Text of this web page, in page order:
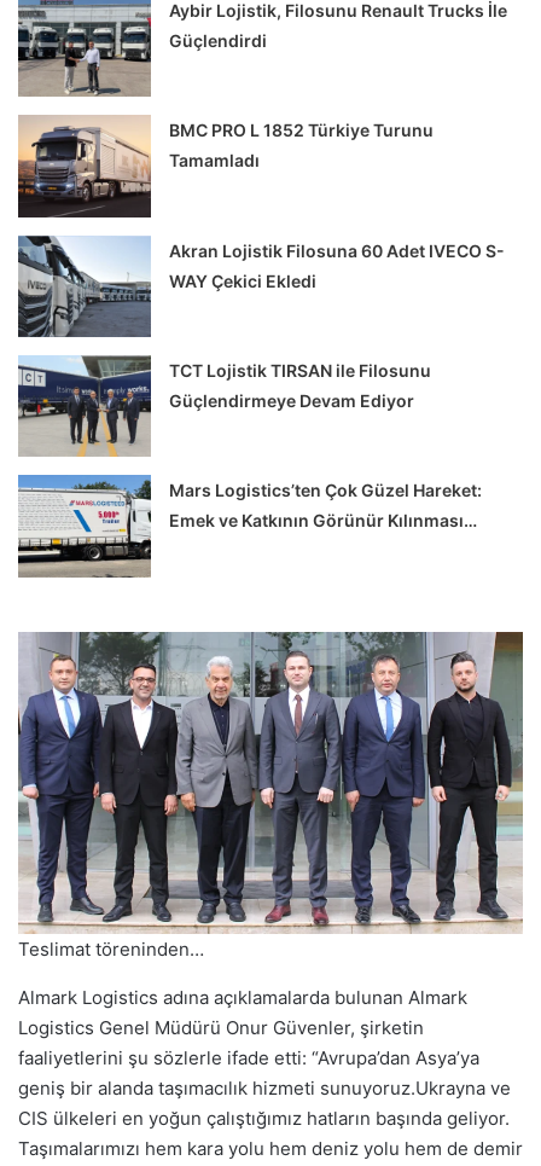
Aybir Lojistik, Filosunu Renault Trucks İle
Güçlendirdi
BMC PRO L 1852 Türkiye Turunu
Tamamladı
Akran Lojistik Filosuna 60 Adet IVECO S-
WAY Çekici Ekledi
TCT Lojistik TIRSAN ile Filosunu
Güçlendirmeye Devam Ediyor
Mars Logistics’ten Çok Güzel Hareket:
Emek ve Katkının Görünür Kılınması…
Teslimat töreninden…
Almark Logistics adına açıklamalarda bulunan Almark
Logistics Genel Müdürü Onur Güvenler, şirketin
faaliyetlerini şu sözlerle ifade etti: “Avrupa’dan Asya’ya
geniş bir alanda taşımacılık hizmeti sunuyoruz.Ukrayna ve
CIS ülkeleri en yoğun çalıştığımız hatların başında geliyor.
Taşımalarımızı hem kara yolu hem deniz yolu hem de demir